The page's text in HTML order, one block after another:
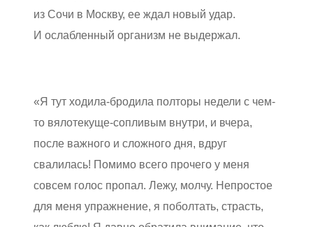
из Сочи в Москву, ее ждал новый удар.
И ослабленный организм не выдержал.
«Я тут ходила-бродила полторы недели с чем-
то вялотекуще-сопливым внутри, и вчера,
после важного и сложного дня, вдруг
свалилась! Помимо всего прочего у меня
совсем голос пропал. Лежу, молчу. Непростое
для меня упражнение, я поболтать, страсть,